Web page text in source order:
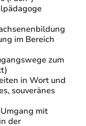
im Bereich
zum
in Wort und
souveränes
mit
der